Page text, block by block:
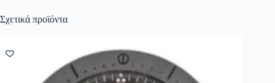
Σχετικά προϊόντα